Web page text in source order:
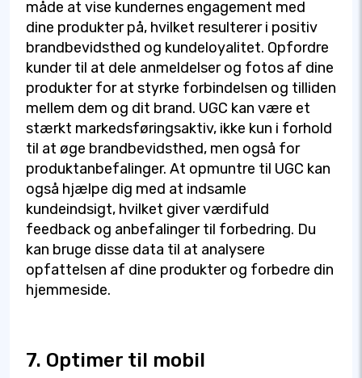
måde at vise kundernes engagement med
dine produkter på, hvilket resulterer i positiv
brandbevidsthed og kundeloyalitet. Opfordre
kunder til at dele anmeldelser og fotos af dine
produkter for at styrke forbindelsen og tilliden
mellem dem og dit brand. UGC kan være et
stærkt markedsføringsaktiv, ikke kun i forhold
til at øge brandbevidsthed, men også for
produktanbefalinger. At opmuntre til UGC kan
også hjælpe dig med at indsamle
kundeindsigt, hvilket giver værdifuld
feedback og anbefalinger til forbedring. Du
kan bruge disse data til at analysere
opfattelsen af dine produkter og forbedre din
hjemmeside.
7. Optimer til mobil